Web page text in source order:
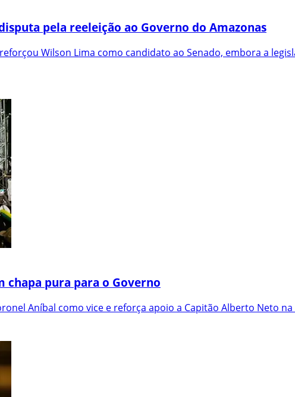
pela reeleição ao Governo do Amazonas
Wilson Lima como candidato ao Senado, embora a
chapa pura para o Governo
Aníbal como vice e reforça apoio a Capitão Alberto Neto